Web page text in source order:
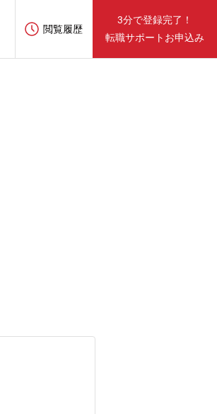
閲覧履歴
3分で登録完了！
転職サポートお申込み